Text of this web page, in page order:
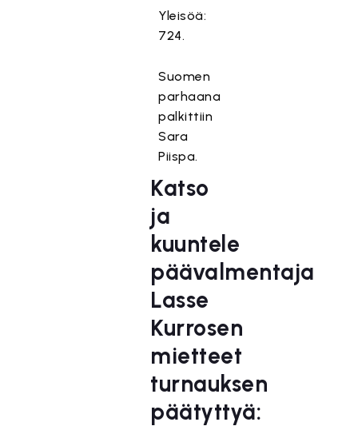
Yleisöä:
724.
Suomen
parhaana
palkittiin
Sara
Piispa.
Katso
ja
kuuntele
päävalmentaja
Lasse
Kurrosen
mietteet
turnauksen
päätyttyä:
s
i
ä
l
e
t
e
t
y
k
o
s
k
s